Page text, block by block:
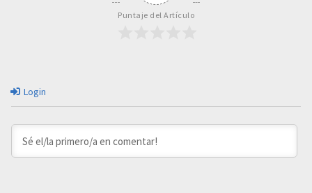
Puntaje del Artículo
Login